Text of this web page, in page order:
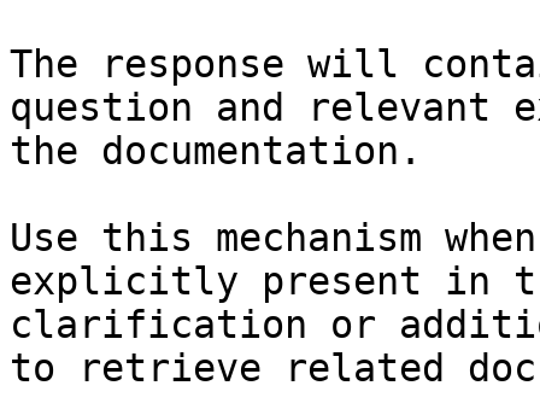
The response will
question and relevant
the documentation.
Use this mechanism
explicitly present in
clarification or